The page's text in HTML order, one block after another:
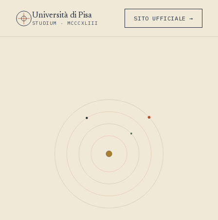
Università di Pisa
STUDIUM · MCCCXLIII
SITO UFFICIALE →